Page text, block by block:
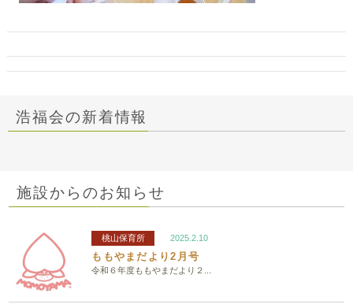
浩福会の新着情報
施設からのお知らせ
桃山保育所 2025.2.10
ももやまだより2月号
令和６年度ももやまだより２...